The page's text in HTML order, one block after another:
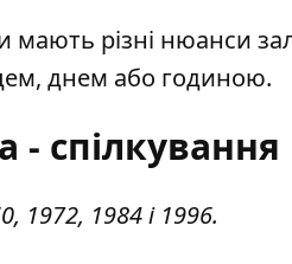
мають різні нюанси
днем або годиною.
1972, 1984 і 1996.